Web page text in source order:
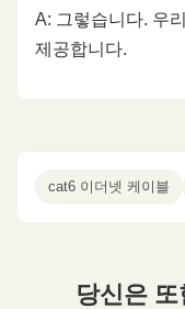
A: 그렇습니다. 우
제공합니다.
cat6 이더넷 케이블
당신은